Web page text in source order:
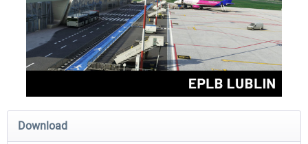
Aerosoft Mega Airport Brussels Aerosoft Airport Cologne/
Download